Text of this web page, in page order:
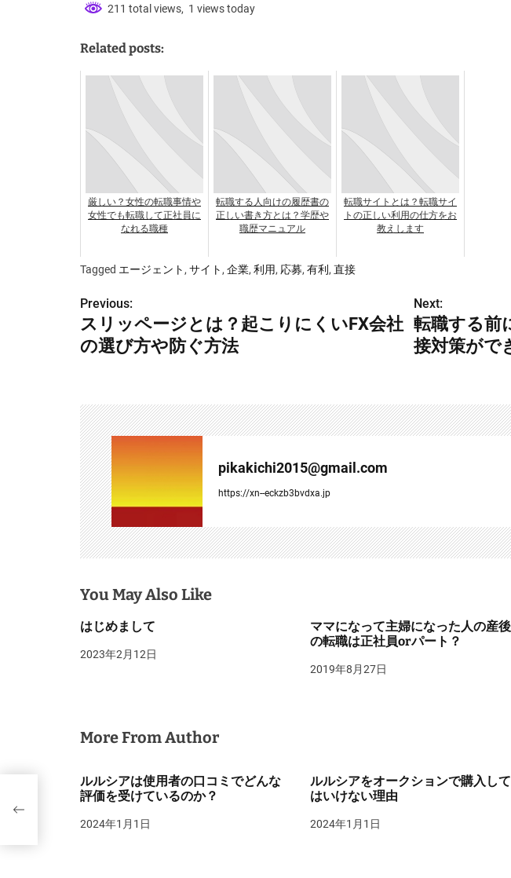
211 total views, 1 views today
Related posts:
厳しい？女性の転職事情や
女性でも転職して正社員に
なれる職種
転職する人向けの履歴書の
正しい書き方とは？学歴や
職歴マニュアル
転職サイトとは？転職サイ
トの正しい利用の仕方をお
教えします
Tagged エージェント, サイト, 企業, 利用, 応募, 有利 , 直接
投
稿
ゲ
ー
シ
ョ
ン
Previous:
スリッページとは？起こりにくいFX会社
の選び方や防ぐ方法
Next:
転職する前
接対策がで
pikakichi2015@gmail.com
https://xn--eckzb3bvdxa.jp
You May Also Like
はじめまして
2023年2月12日
ママになって主婦になった人の産後
の転職は正社員orパート？
2019年8月27日
More From Author
ルルシアは使用者の口コミでどんな
評価を受けているのか？
2024年1月1日
ルルシアをオークションで購入して
はいけない理由
2024年1月1日